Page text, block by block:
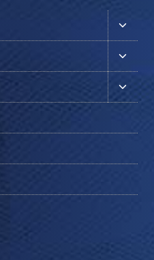
子
メ
ニ
ュ
ー
切
替
子
メ
ニ
ュ
切
替
子
メ
ュ
切